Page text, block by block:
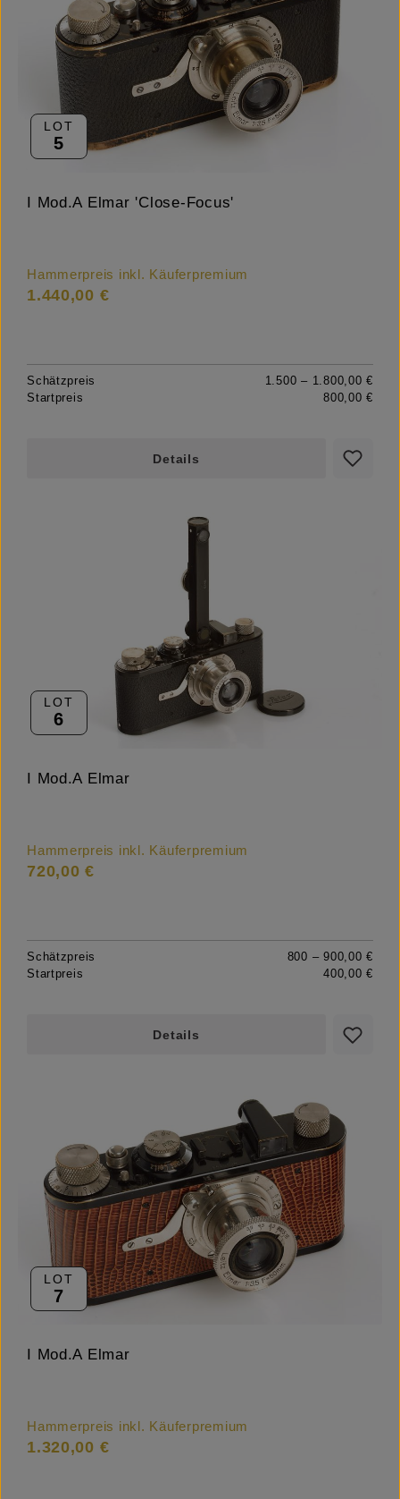
LOT
5
I Mod.A Elmar 'Close-Focus'
Hammerpreis inkl. Käuferpremium
1.440,00 €
Schätzpreis
1.500 – 1.800,00 €
Startpreis
800,00 €
Details
LOT
6
I Mod.A Elmar
Hammerpreis inkl. Käuferpremium
720,00 €
Schätzpreis
800 – 900,00 €
Startpreis
400,00 €
Details
LOT
7
I Mod.A Elmar
Hammerpreis inkl. Käuferpremium
1.320,00 €